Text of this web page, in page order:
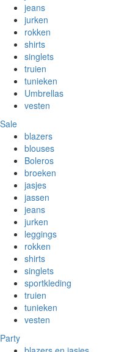
jeans
jurken
rokken
shirts
singlets
truien
tunieken
Umbrellas
vesten
Sale
blazers
blouses
Boleros
broeken
jasjes
jassen
jeans
jurken
leggings
rokken
shirts
singlets
sportkleding
truien
tunieken
vesten
Party